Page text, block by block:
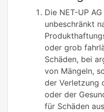
Die NET-UP
unbeschränkt
oder grob
Schäden, bei
von Mängeln,
der Verletzung
oder der
für Schäden